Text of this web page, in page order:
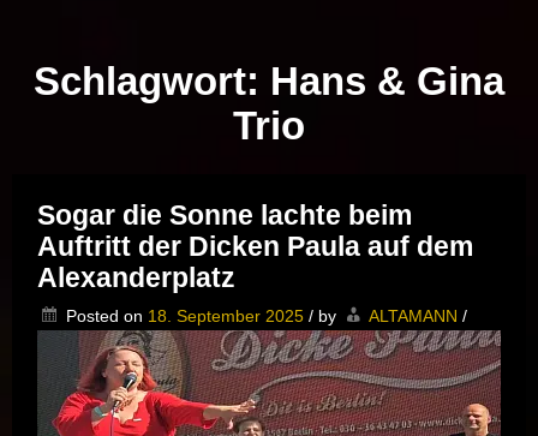
Schlagwort: Hans & Gina
Trio
Sogar die Sonne lachte beim
Auftritt der Dicken Paula auf dem
Alexanderplatz
Posted on 18. September 2025 / by ALTAMANN /